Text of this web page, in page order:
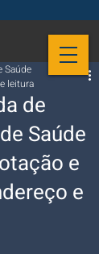
de
Saúde
e
e
Saúde
leitura